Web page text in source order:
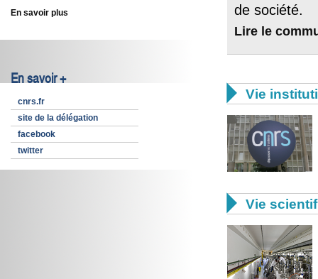
En savoir plus
En savoir +
cnrs.fr
site de la délégation
facebook
twitter
de société.
Lire le
 Vie
 Vie